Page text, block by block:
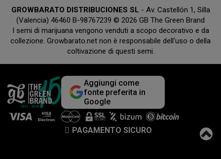
GROWBARATO DISTRIBUCIONES SL - Av. Castellón 1, Silla
(Valencia) 46460 B-98767239 © 2026 GB The Green Brand
I semi di marijuana vengono venduti a scopo decorativo e da
collezione. Growbarato.net non è responsabile dell'uso o della
coltivazione di questi semi.
Aggiungi come
fonte preferita in
Google
PAGAMENTO SICURO